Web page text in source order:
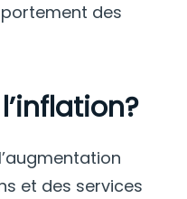
des
et des services